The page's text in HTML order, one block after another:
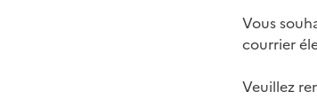
Vous
courrier
Veuillez